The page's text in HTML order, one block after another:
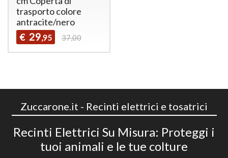
trasporto colore
antracite/nero
€ 29,95 37,00
Zuccarone.it - Recinti elettrici e tosatrici
Recinti Elettrici Su Misura: Proteggi i
tuoi animali e le tue colture